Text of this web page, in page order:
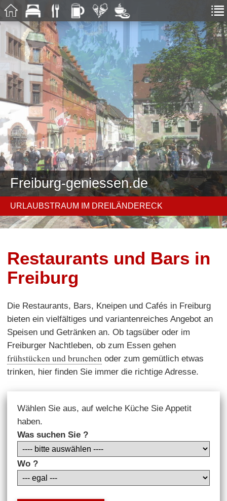
Freiburg-geniessen.de
URLAUBSTRAUM IM DREILÄNDERECK
Restaurants und Bars in
Freiburg
Die Restaurants, Bars, Kneipen und Cafés in Freiburg
bieten ein vielfältiges und variantenreiches Angebot an
Speisen und Getränken an. Ob tagsüber oder im
Freiburger Nachtleben, ob zum Essen gehen
frühstücken und brunchen oder zum gemütlich etwas
trinken, hier finden Sie immer die richtige Adresse.
Wählen Sie aus, auf welche Küche Sie Appetit
haben.
Was suchen Sie ?
Wo ?